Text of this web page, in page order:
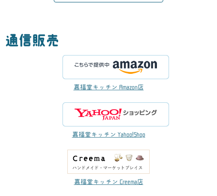
通信販売
嘉福堂キッチン Amazon店
嘉福堂キッチン Yahoo!Shop
嘉福堂キッチン Creema店